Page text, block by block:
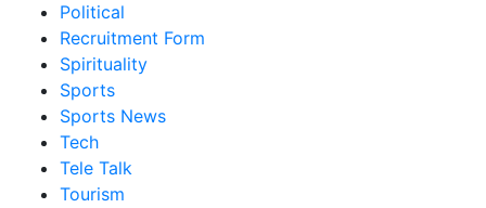
Political
Recruitment Form
Spirituality
Sports
Sports News
Tech
Tele Talk
Tourism